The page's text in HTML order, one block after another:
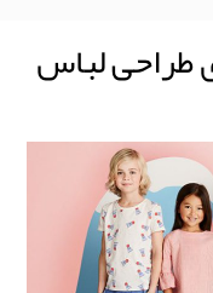
طراحی لباس